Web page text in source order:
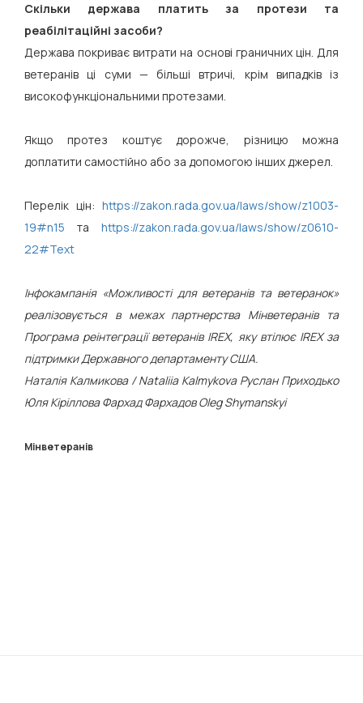
Скільки держава платить за протези та
реабілітаційні засоби?
Держава покриває витрати на основі граничних цін. Для
ветеранів ці суми — більші втричі, крім випадків із
високофункціональними протезами.
Якщо протез коштує дорожче, різницю можна
доплатити самостійно або за допомогою інших джерел.
Перелік цін: https://zakon.rada.gov.ua/laws/show/z1003-
19#n15 та https://zakon.rada.gov.ua/laws/show/z0610-
22#Text
Інфокампанія «Можливості для ветеранів та ветеранок»
реалізовується в межах партнерства Мінветеранів та
Програма реінтеграції ветеранів IREX, яку втілює IREX за
підтримки Державного департаменту США.
Наталія Калмикова / Nataliia Kalmykova Руслан Приходько
Юля Кіріллова Фархад Фархадов Oleg Shymanskyi
Мінветеранів